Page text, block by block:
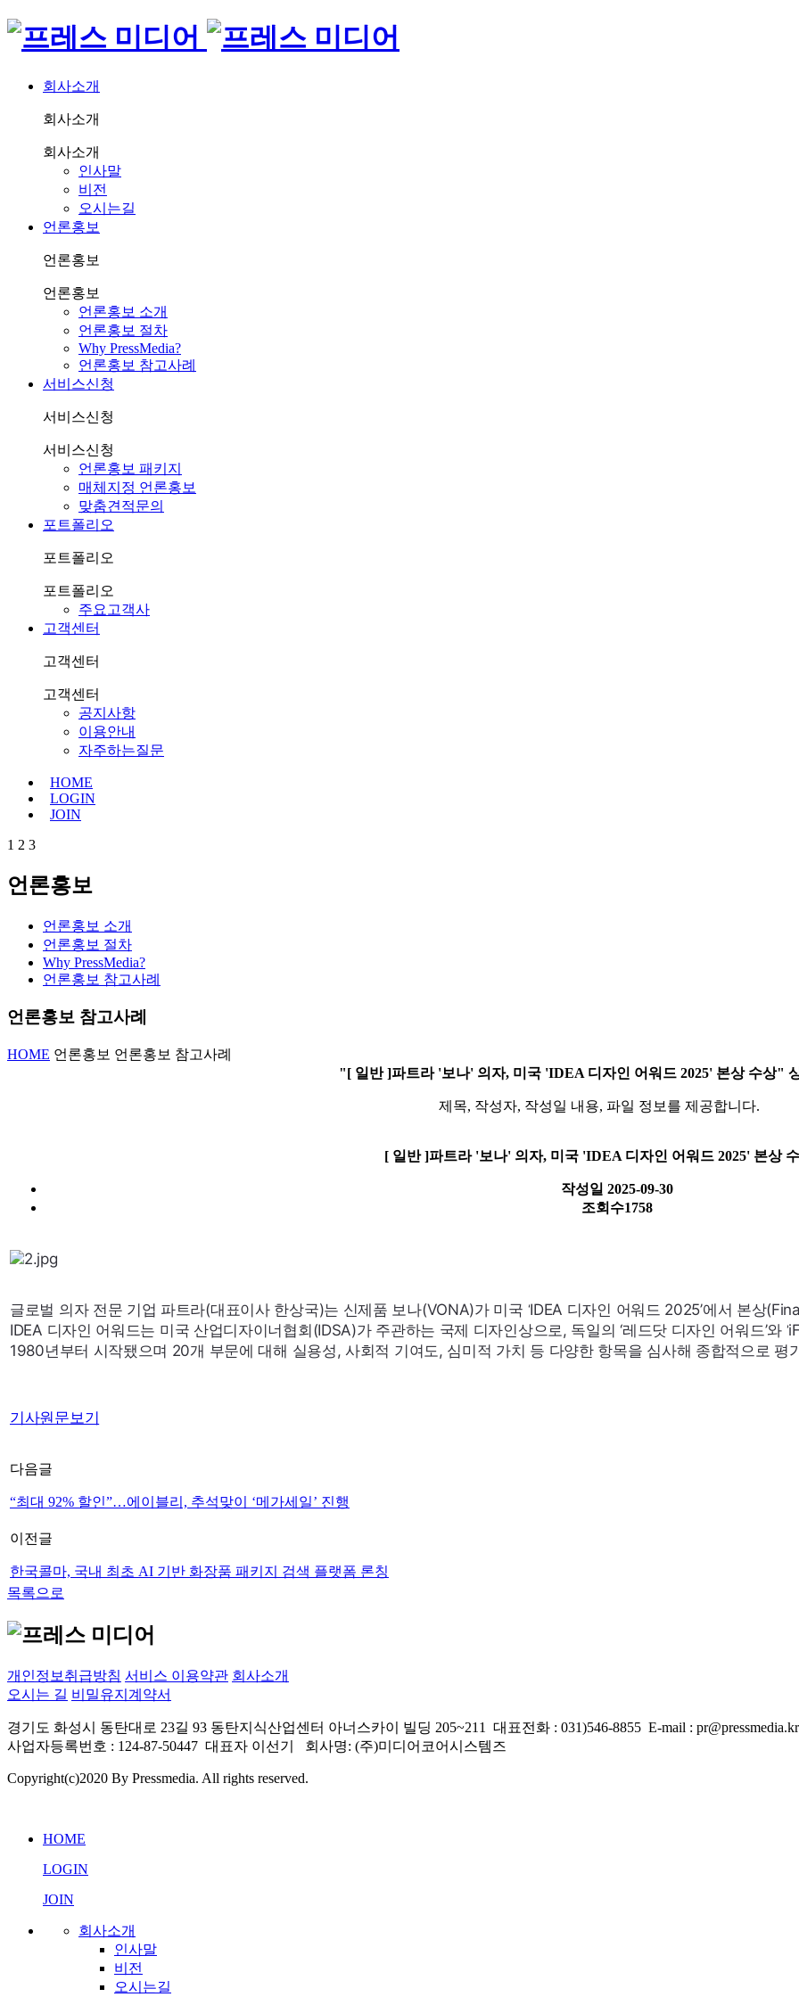
회사소개
회사소개
회사소개
인사말
비전
오시는길
언론홍보
언론홍보
언론홍보
언론홍보 소개
언론홍보 절차
Why PressMedia?
언론홍보 참고사례
서비스신청
서비스신청
서비스신청
언론홍보 패키지
매체지정 언론홍보
맞춤견적문의
포트폴리오
포트폴리오
포트폴리오
주요고객사
고객센터
고객센터
고객센터
공지사항
이용안내
자주하는질문
HOME
LOGIN
JOIN
1 2 3
언론홍보
언론홍보 소개
언론홍보 절차
Why PressMedia?
언론홍보 참고사례
언론홍보 참고사례
HOME 언론홍보 언론홍보 참고사례
"[ 일반 ]파트라 '보나' 의자, 미국 'IDEA 디자인 어워드 2025' 본상 수상"
제목, 작성자, 작성일 내용, 파일 정보를 제공합니다.
[ 일반 ]파트라 '보나' 의자, 미국 'IDEA 디자인 어워드 2025' 본상
작성일 2025-09-30
조회수1758
글로벌 의자 전문 기업 파트라(대표이사 한상국)는 신제품 보나(VONA)가 미국 ‘IDEA 디자인 어워드 2025’에서 본상(
IDEA 디자인 어워드는 미국 산업디자이너협회(IDSA)가 주관하는 국제 디자인상으로, 독일의 ‘레드닷 디자인 어워드’와 ‘iF
1980년부터 시작됐으며 20개 부문에 대해 실용성, 사회적 기여도, 심미적 가치 등 다양한 항목을 심사해 종합적으로 평
기사원문보기
다음글
“최대 92% 할인”…에이블리, 추석맞이 ‘메가세일’ 진행
이전글
한국콜마, 국내 최초 AI 기반 화장품 패키지 검색 플랫폼 론칭
목록으로
개인정보취급방침 서비스 이용약관 회사소개
오시는 길 비밀유지계약서
경기도 화성시 동탄대로 23길 93 동탄지식산업센터 아너스카이 빌딩 205~211 대표전화 : 031)546-8855 E-mail : pr@pressmedia.kr
사업자등록번호 : 124-87-50447 대표자 이선기 회사명: (주)미디어코어시스템즈
Copyright(c)2020 By Pressmedia. All rights reserved.
HOME
LOGIN
JOIN
회사소개
인사말
비전
오시는길